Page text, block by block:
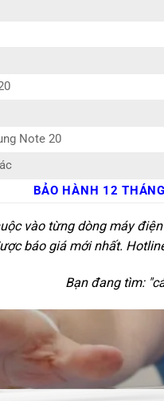
Note 20
BẢO HÀNH 12
vào từng dòng máy
báo giá mới nhất.
Bạn đang tìm: "